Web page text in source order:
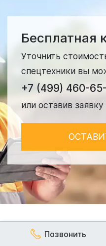
Бесплатная
Уточнить
спецтехники вы
+7 (499) 460-
или оставив
Позвонить